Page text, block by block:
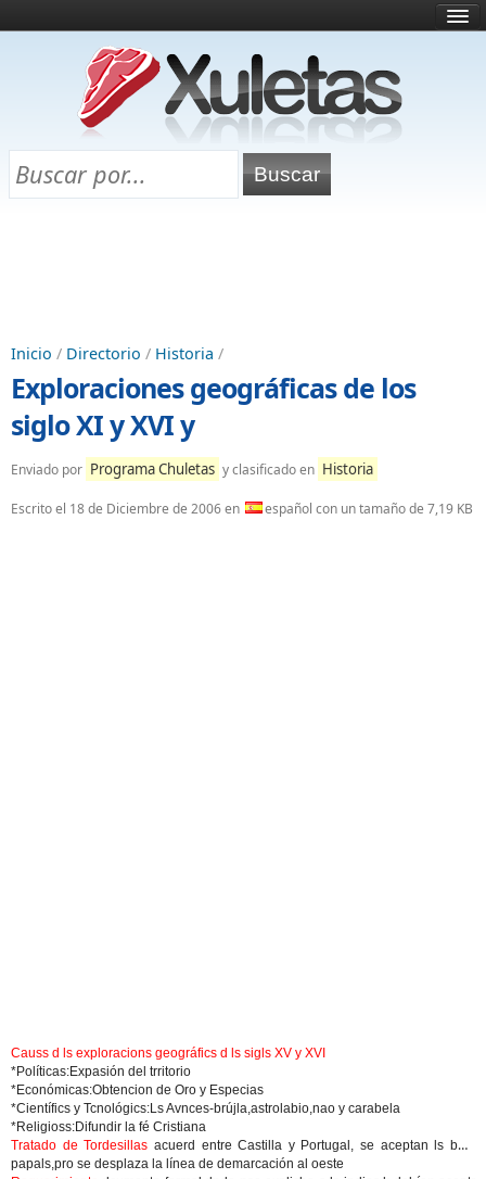
¿Qué es esto?
Directorio
Chuletas para exámenes
Inicio / Directorio / Historia /
Exploraciones geográficas de los
siglo XI y XVI y
Enviado por Programa Chuletas y clasificado en Historia
Escrito el 18 de Diciembre de 2006en español con un tamaño de 7,19 KB
Causs d ls exploracions geográfics d ls sigls XV y XVI
*Políticas:Expasión del trritorio
*Económicas:Obtencion de Oro y Especias
*Científics y Tcnológics:Ls Avnces-brújla,astrolabio,nao y carabela
*Religioss:Difundir la fé Cristiana
Tratado de Tordesillas acuerd entre Castilla y Portugal, se aceptan ls buls
papals,pro se desplaza la línea de demarcación al oeste